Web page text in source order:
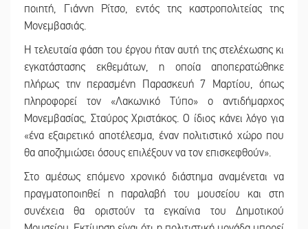
ποιητή, Γιάννη Ρίτσο, εντός της καστροπολιτείας της
Μονεμβασιάς.
Η τελευταία φάση του έργου ήταν αυτή της στελέχωσης κι
εγκατάστασης εκθεμάτων, η οποία αποπερατώθηκε
πλήρως την περασμένη Παρασκευή 7 Μαρτίου, όπως
πληροφορεί τον «Λακωνικό Τύπο» ο αντιδήμαρχος
Μονεμβασίας, Σταύρος Χριστάκος. Ο ίδιος κάνει λόγο για
«ένα εξαιρετικό αποτέλεσμα, έναν πολιτιστικό χώρο που
θα αποζημιώσει όσους επιλέξουν να τον επισκεφθούν».
Στο αμέσως επόμενο χρονικό διάστημα αναμένεται να
πραγματοποιηθεί η παραλαβή του μουσείου και στη
συνέχεια θα οριστούν τα εγκαίνια του Δημοτικού